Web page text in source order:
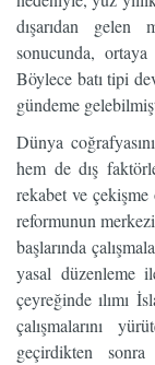
dışarıdan gelen
sonucunda, ortaya
Böylece batı tipi
gündeme
Dünya
hem de dış
rekabet ve
reformunun
başlarında
yasal düzenleme
çeyreğinde ılımı
çalışmalarını
geçirdikten